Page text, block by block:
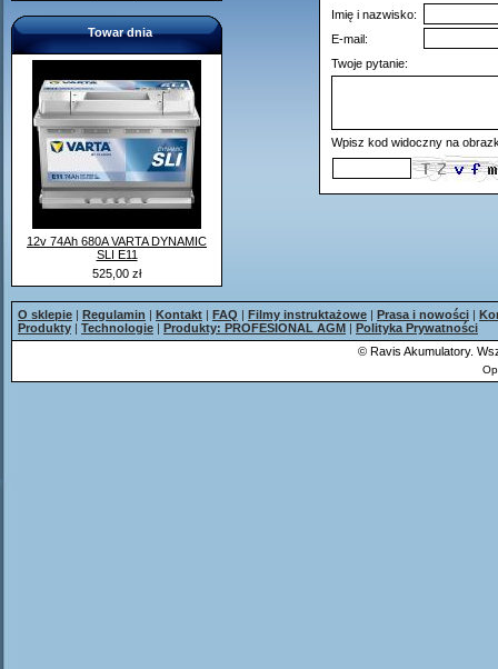
Towar dnia
12v 74Ah 680A VARTA DYNAMIC
SLI E11
525,00 zł
Imię i nazwisko:
E-mail:
Twoje pytanie:
Wpisz kod widoczny na
O sklepie | Regulamin | Kontakt | FAQ | Filmy instruktażowe | Prasa i nowości |
Produkty | Technologie | Produkty: PROFESIONAL AGM | Polityka Prywatności
© Ravis Akumulatory.